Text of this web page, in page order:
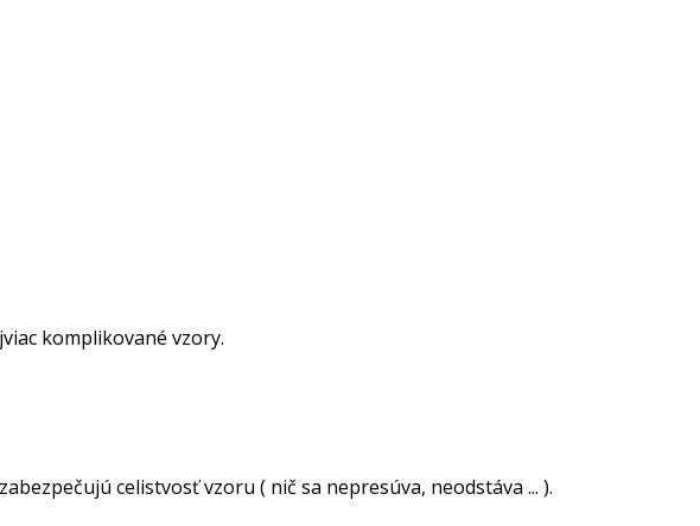
komplikované vzory.
celistvosť vzoru ( nič sa nepresúva, neodstáva ... ).